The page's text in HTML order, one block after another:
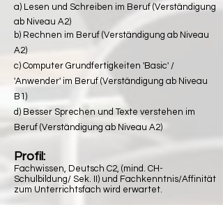
a) Lesen und Schreiben im Beruf (Verständigung
ab Niveau A2)
b) Rechnen im Beruf (Verständigung ab Niveau
A2)
c) Computer Grundfertigkeiten 'Basic' /
'Anwender' im Beruf (Verständigung ab Niveau
B1)
d) Besser Sprechen und Texte verstehen im
Beruf (Verständigung ab Niveau A2)
Profil:
Fachwissen, Deutsch C2, (mind. CH-
Schulbildung/ Sek. II) und Fachkenntnis/Affinität
zum Unterrichtsfach wird erwartet.